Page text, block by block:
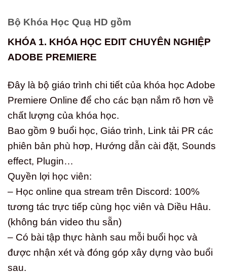
Bộ Khóa Học Quạ HD gồm
KHÓA 1. KHÓA HỌC EDIT CHUYÊN NGHIỆP
ADOBE PREMIERE
Đây là bộ giáo trình chi tiết của khóa học Adobe
Premiere Online để cho các bạn nắm rõ hơn về
chất lượng của khóa học.
Bao gồm 9 buổi học, Giáo trình, Link tải PR các
phiên bản phù hơp, Hướng dẫn cài đặt, Sounds
effect, Plugin…
Quyền lợi học viên:
– Học online qua stream trên Discord: 100%
tương tác trực tiếp cùng học viên và Diều Hâu.
(không bán video thu sẵn)
– Có bài tập thực hành sau mỗi buổi học và
được nhận xét và đóng góp xây dựng vào buổi
sau.